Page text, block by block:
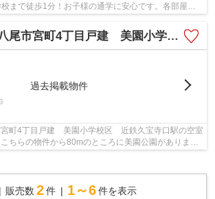
まで徒歩1分！お子様の通学に安心です。各部屋収
尾市宮町4丁目戸建 美園小学校区 近鉄久宝寺口駅
過去掲載物件
宮町4丁目戸建 美園小学校区 近鉄久宝寺口駅の空室
ちらの物件から80mのところに美園公園がありま
建て物件は、子育ての環境と...
販売数 2 件 1～6 件を表示